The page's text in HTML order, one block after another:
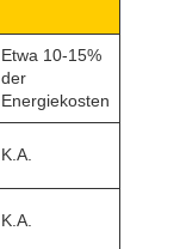
Etwa 10-15%
der
Energiekosten
K.A.
K.A.